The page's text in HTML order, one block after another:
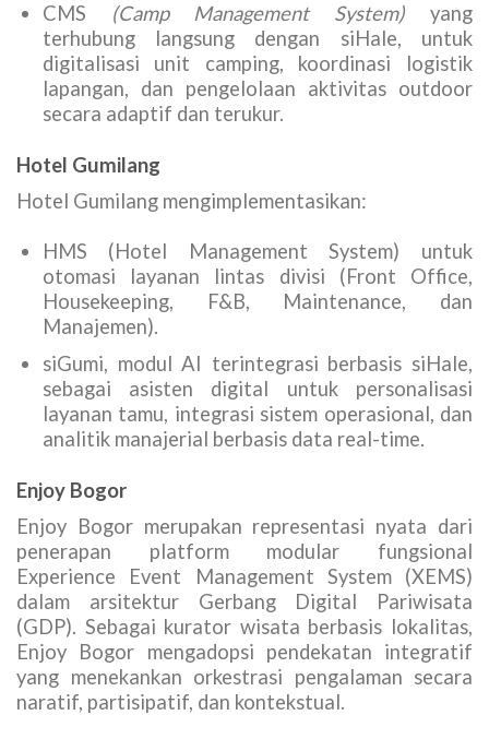
CMS (Camp Management System) yang
terhubung langsung dengan siHale, untuk
digitalisasi unit camping, koordinasi logistik
lapangan, dan pengelolaan aktivitas outdoor
secara adaptif dan terukur.
Hotel Gumilang
Hotel Gumilang mengimplementasikan:
HMS (Hotel Management System) untuk
otomasi layanan lintas divisi (Front Office,
Housekeeping, F&B, Maintenance, dan
Manajemen).
siGumi, modul AI terintegrasi berbasis siHale,
sebagai asisten digital untuk personalisasi
layanan tamu, integrasi sistem operasional, dan
analitik manajerial berbasis data real-time.
Enjoy Bogor
Enjoy Bogor merupakan representasi nyata dari
penerapan platform modular fungsional
Experience Event Management System (XEMS)
dalam arsitektur Gerbang Digital Pariwisata
(GDP). Sebagai kurator wisata berbasis lokalitas,
Enjoy Bogor mengadopsi pendekatan integratif
yang menekankan orkestrasi pengalaman secara
naratif, partisipatif, dan kontekstual.